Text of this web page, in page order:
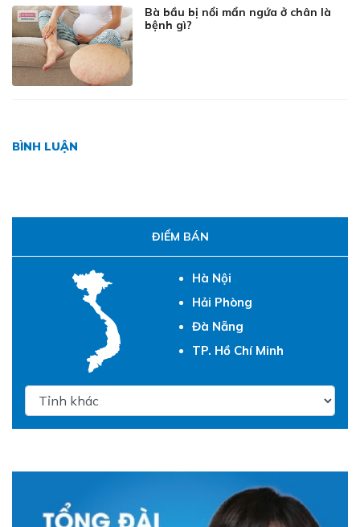
Bà bầu bị nổi mẩn ngứa ở chân là
bệnh gì?
BÌNH LUẬN
ĐIỂM BÁN
Hà Nội
Hải Phòng
Đà Nẵng
TP. Hồ Chí Minh